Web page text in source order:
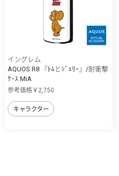
イングレム
AQUOS R8 『ﾄﾑとｼﾞｪﾘｰ』/耐衝撃
ｹｰｽ MiA
参考価格￥2,750
キャラクター